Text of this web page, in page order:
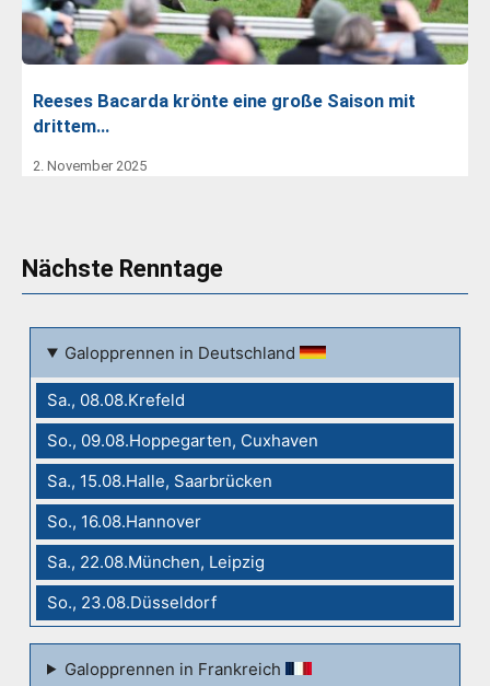
Reeses Bacarda krönte eine große Saison mit
drittem…
2. November 2025
Nächste Renntage
Galopprennen in Deutschland
Sa., 08.08.Krefeld
So., 09.08.Hoppegarten, Cuxhaven
Sa., 15.08.Halle, Saarbrücken
So., 16.08.Hannover
Sa., 22.08.München, Leipzig
So., 23.08.Düsseldorf
Galopprennen in Frankreich